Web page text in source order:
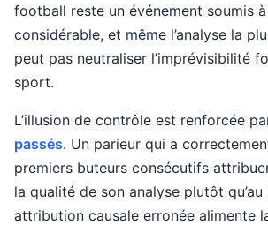
football reste un événement soumis
considérable, et même l’analyse la
peut pas neutraliser l’imprévisibilité
sport.
L’illusion de contrôle est renforcée
passés. Un parieur qui a
premiers buteurs consécutifs
la qualité de son analyse plutôt
attribution causale erronée alimente